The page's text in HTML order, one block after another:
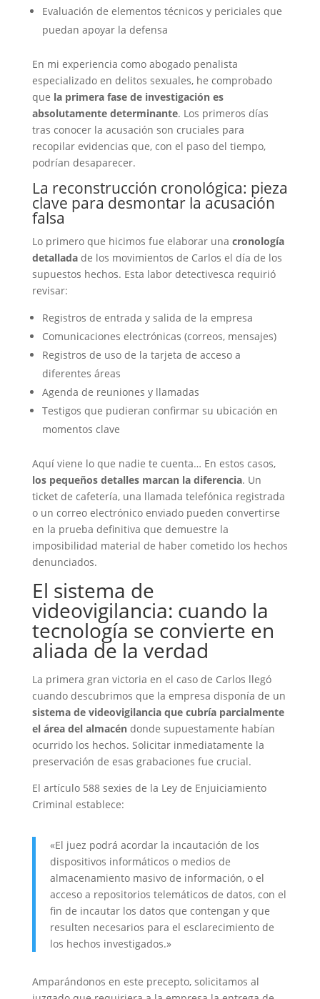
Evaluación de elementos técnicos y periciales que
puedan apoyar la defensa
En mi experiencia como abogado penalista
especializado en delitos sexuales, he comprobado
que la primera fase de investigación es
absolutamente determinante. Los primeros días
tras conocer la acusación son cruciales para
recopilar evidencias que, con el paso del tiempo,
podrían desaparecer.
La reconstrucción cronológica: pieza
clave para desmontar la acusación
falsa
Lo primero que hicimos fue elaborar una cronología
detalladade los movimientos de Carlos el día de los
supuestos hechos. Esta labor detectivesca requirió
revisar:
Registros de entrada y salida de la empresa
Comunicaciones electrónicas (correos, mensajes)
Registros de uso de la tarjeta de acceso a
diferentes áreas
Agenda de reuniones y llamadas
Testigos que pudieran confirmar su ubicación en
momentos clave
Aquí viene lo que nadie te cuenta… En estos casos,
los pequeños detalles marcan la diferencia. Un
ticket de cafetería, una llamada telefónica registrada
o un correo electrónico enviado pueden convertirse
en la prueba definitiva que demuestre la
imposibilidad material de haber cometido los hechos
denunciados.
El sistema de
videovigilancia: cuando la
tecnología se convierte en
aliada de la verdad
La primera gran victoria en el caso de Carlos llegó
cuando descubrimos que la empresa disponía de un
sistema de videovigilancia que cubría parcialmente
el área del almacéndonde supuestamente habían
ocurrido los hechos. Solicitar inmediatamente la
preservación de esas grabaciones fue crucial.
El artículo 588 sexies de la Ley de Enjuiciamiento
Criminal establece:
«El juez podrá acordar la incautación de los
dispositivos informáticos o medios de
almacenamiento masivo de información, o el
acceso a repositorios telemáticos de datos, con el
fin de incautar los datos que contengan y que
resulten necesarios para el esclarecimiento de
los hechos investigados.»
Amparándonos en este precepto, solicitamos al